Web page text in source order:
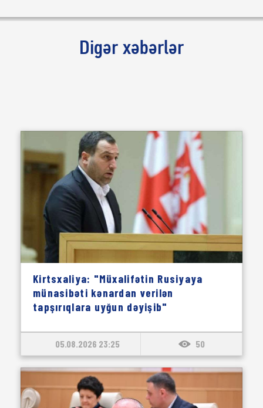
Digər xəbərlər
Kirtsxaliya: "Müxalifətin Rusiyaya
münasibəti kənardan verilən
tapşırıqlara uyğun dəyişib"
05.08.2026 23:25 50